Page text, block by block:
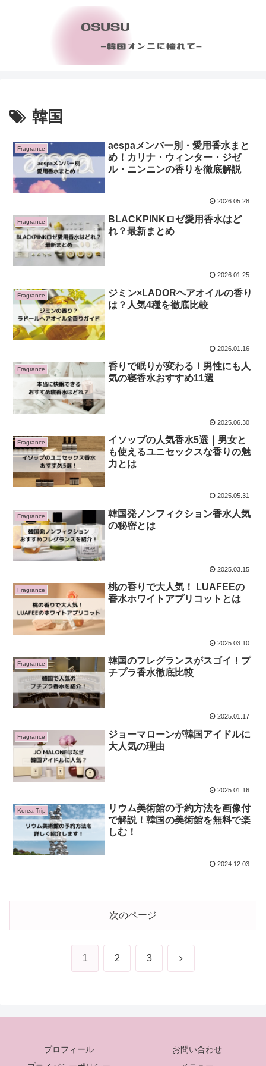
韓国
Fragrance
aespaメンバー別・愛用香水まと
め！カリナ・ウィンター・ジゼ
ル・ニンニンの香りを徹底解説
2026.05.28
Fragrance
BLACKPINKロゼ愛用香水はど
れ？最新まとめ
2026.01.25
Fragrance
ジミン×LADORヘアオイルの香り
は？人気4種を徹底比較
2026.01.16
Fragrance
香りで眠りが変わる！男性にも人
気の寝香水おすすめ11選
2025.06.30
Fragrance
イソップの人気香水5選｜男女と
も使えるユニセックスな香りの魅
力とは
2025.05.31
Fragrance
韓国発ノンフィクション香水人気
の秘密とは
2025.03.15
Fragrance
桃の香りで大人気！ LUAFEEの
香水ホワイトアプリコットとは
2025.03.10
Fragrance
韓国のフレグランスがスゴイ！プ
チプラ香水徹底比較
2025.01.17
Fragrance
ジョーマローンが韓国アイドルに
大人気の理由
2025.01.16
Korea Trip
リウム美術館の予約方法を画像付
で解説！韓国の美術館を無料で楽
しむ！
2024.12.03
次のページ
1 2 3 次
プロフィール
お問い合わせ